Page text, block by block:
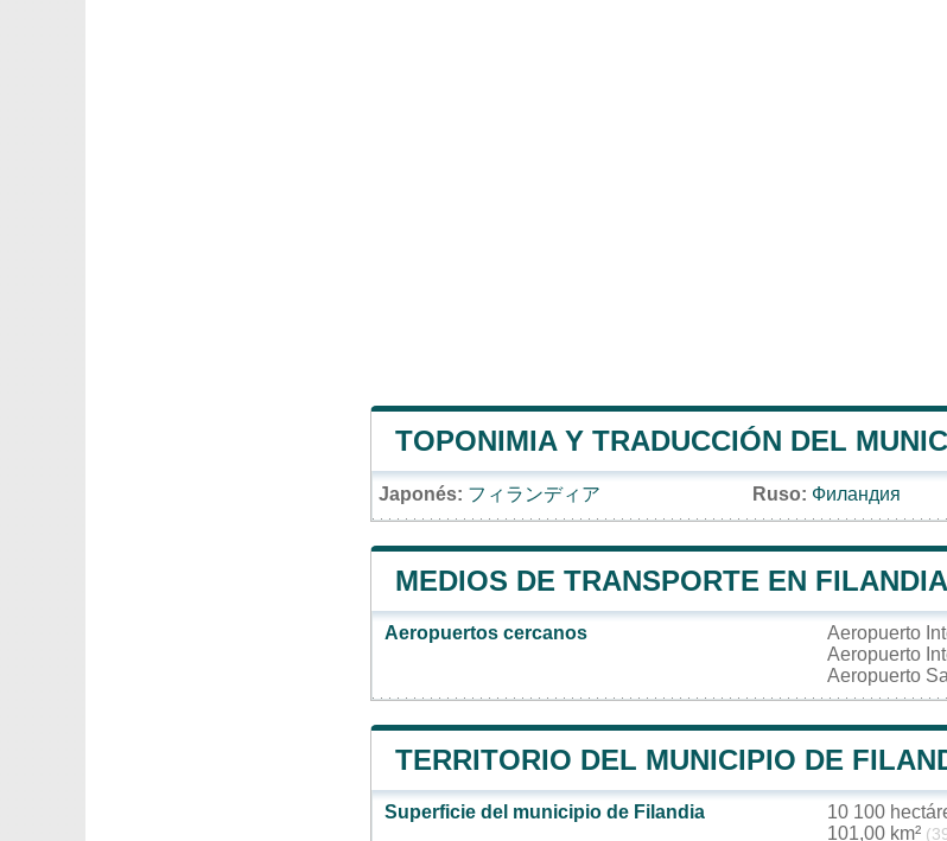
TOPONIMIA Y TRADUCCIÓN DEL
Japonés: フィランディア Ruso: Филандия
MEDIOS DE TRANSPORTE EN FILANDIA
Aeropuertos cercanos Aeropuerto
Aeropuerto
Aeropuerto
TERRITORIO DEL MUNICIPIO DE
Superficie del municipio de Filandia
10 100
101,00 km²